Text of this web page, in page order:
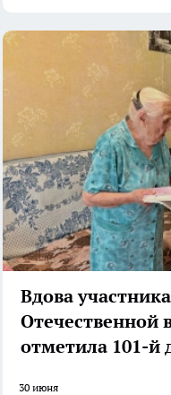
Вдова
Отечественной
отметила 101-й
30 июня